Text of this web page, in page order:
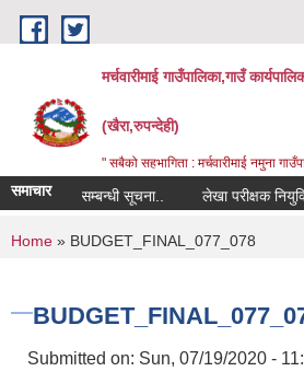
Skip to main content
मर्चवारीमाई गाउँपालिका,गाउँ
(खैरा,रुपन्देही)
" सबैको सहभागिता : मर्चवारीमाई नमुना
समाचार
विवरण सम्बन्धी सूचना.. लेखा परीक्षक
You are here
Home » BUDGET_FINAL_077_078
Submitted on: Sun, 07/19/2020 -